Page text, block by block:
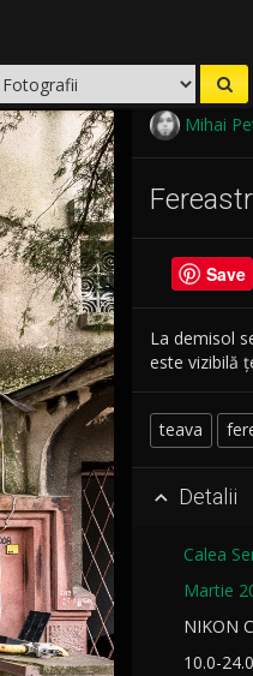
Mihai
Save
La demisol
este vizibilă
teava
 Detalii
Calea
Martie
NIKON
10.0-